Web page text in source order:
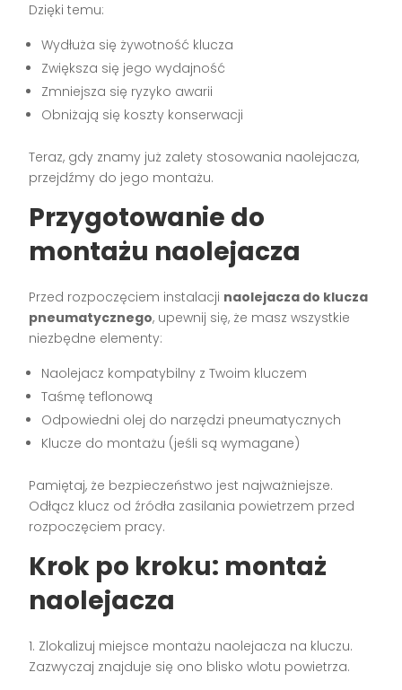
Dzięki temu:
Wydłuża się żywotność klucza
Zwiększa się jego wydajność
Zmniejsza się ryzyko awarii
Obniżają się koszty konserwacji
Teraz, gdy znamy już zalety stosowania naolejacza,
przejdźmy do jego montażu.
Przygotowanie do
montażu naolejacza
Przed rozpoczęciem instalacji naolejacza do klucza
pneumatycznego, upewnij się, że masz wszystkie
niezbędne elementy:
Naolejacz kompatybilny z Twoim kluczem
Taśmę teflonową
Odpowiedni olej do narzędzi pneumatycznych
Klucze do montażu (jeśli są wymagane)
Pamiętaj, że bezpieczeństwo jest najważniejsze.
Odłącz klucz od źródła zasilania powietrzem przed
rozpoczęciem pracy.
Krok po kroku: montaż
naolejacza
1. Zlokalizuj miejsce montażu naolejacza na kluczu.
Zazwyczaj znajduje się ono blisko wlotu powietrza.